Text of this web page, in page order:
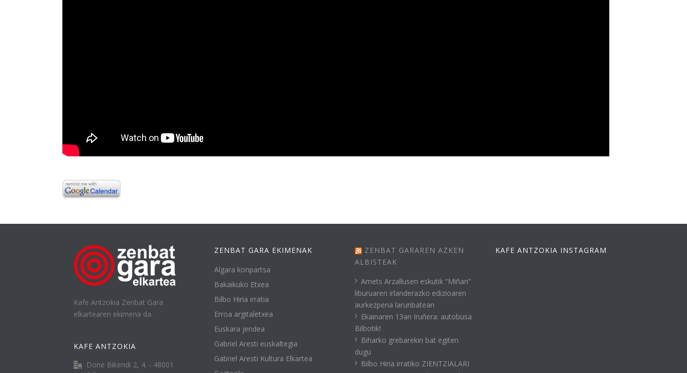
Kafe Antzokia Zenbat Gara
elkartearen ekimena da.
KAFE ANTZOKIA
Done Bikendi 2, 4. - 48001
ZENBAT GARA EKIMENAK
Algara konpartsa
Bakaikuko Etxea
Bilbo Hiria irratia
Erroa argitaletxea
Euskara jendea
Gabriel Aresti euskaltegia
Gabriel Aresti Kultura Elkartea
ZENBAT GARAREN AZKEN
ALBISTEAK
Amets Arzallusen eskutik “Miñan”
liburuaren irlanderazko edizioaren
aurkezpena larunbatean
Ekainaren 13an Iruñera: autobusa
Bilbotik!
Biharko grebarekin bat egiten
dugu
Bilbo Hiria irratiko ZIENTZIALARI
KAFE ANTZOKIA INSTAGRAM